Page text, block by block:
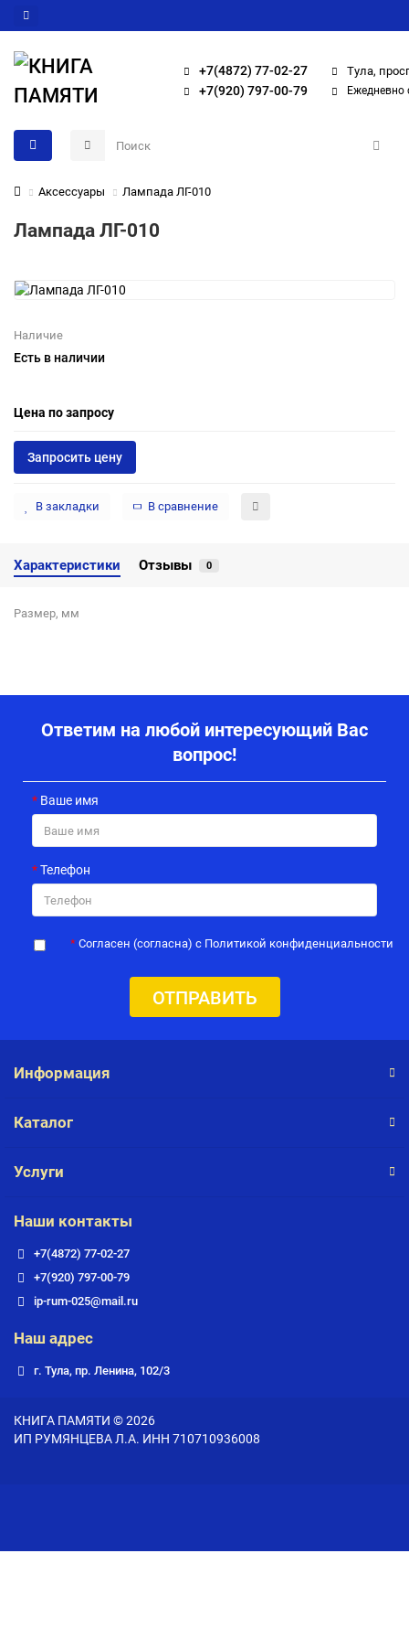
+7(4872) 77-02-27
+7(920) 797-00-79
Тула,
Ежедневно
Аксессуары Лампада ЛГ-010
Лампада ЛГ-010
Наличие
Есть в наличии
Цена по запросу
Запросить цену
В закладки В сравнение
Характеристики Отзывы 0
Размер, мм
Ответим на любой интересующий Вас
вопрос!
Ваше имя
Телефон
Согласен (согласна) с Политикой конфиденциальности
ОТПРАВИТЬ
Информация
Каталог
Услуги
Наши контакты
+7(4872) 77-02-27
+7(920) 797-00-79
ip-rum-025@mail.ru
Наш адрес
г. Тула, пр. Ленина, 102/3
КНИГА ПАМЯТИ © 2026
ИП РУМЯНЦЕВА Л.А. ИНН 710710936008